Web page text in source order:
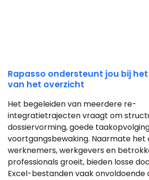
Rapasso ondersteunt jou bij
van het overzicht
Het begeleiden van meerdere re-
integratietrajecten vraagt om
dossiervorming, goede
voortgangsbewaking. Naarmate het
werknemers, werkgevers en
professionals groeit, bieden losse
Excel-bestanden vaak onvoldoende